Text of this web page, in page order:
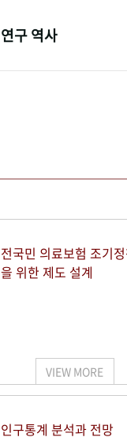
연구 역사
전국민 의료보험 조기
을 위한 제도 설계
VIEW MORE
인구통계 분석과 전망